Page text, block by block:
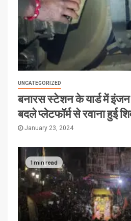
UNCATEGORIZED
बनारस स्टेशन के यार्ड में
बदले प्लेटफॉर्म से रवाना हुई
January 23, 2024
1 min read